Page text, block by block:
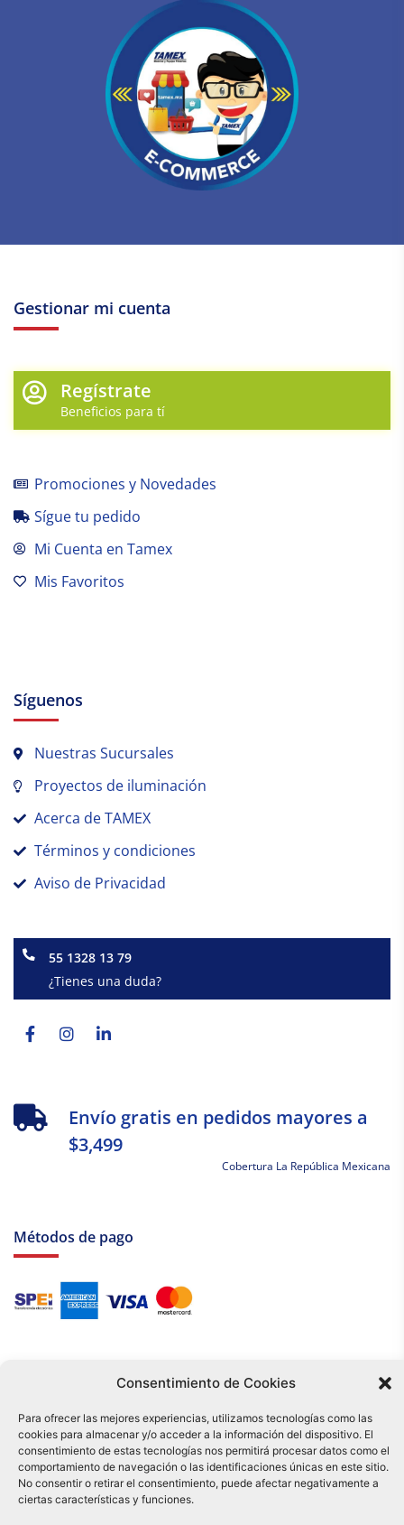
Consentimiento de Cookies
Para ofrecer las mejores experiencias, utilizamos tecnologías como las
cookies para almacenar y/o acceder a la información del dispositivo. El
consentimiento de estas tecnologías nos permitirá procesar datos como el
comportamiento de navegación o las identificaciones únicas en este sitio.
No consentir o retirar el consentimiento, puede afectar negativamente a
ciertas características y funciones.
Gestionar mi cuenta
Regístrate
Beneficios para tí
Promociones y Novedades
Sígue tu pedido
Mi Cuenta en Tamex
Mis Favoritos
Síguenos
Nuestras Sucursales
Proyectos de iluminación
Acerca de TAMEX
Términos y condiciones
Aviso de Privacidad
55 1328 13 79
¿Tienes una duda?
f
Envío gratis en pedidos mayores a
$3,499
Cobertura La República Mexicana
Métodos de pago
Tu compra es respaldada por nuestro certificado SSL y operada bajo las
mejores prácticas de seguridad.
Distribuidora Tamex - México
e-commerce